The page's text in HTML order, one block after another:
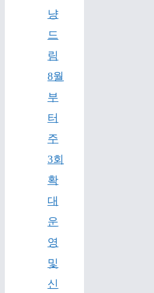
냥
드
림
8월
부
터
주
3회
확
대
운
영
및
신